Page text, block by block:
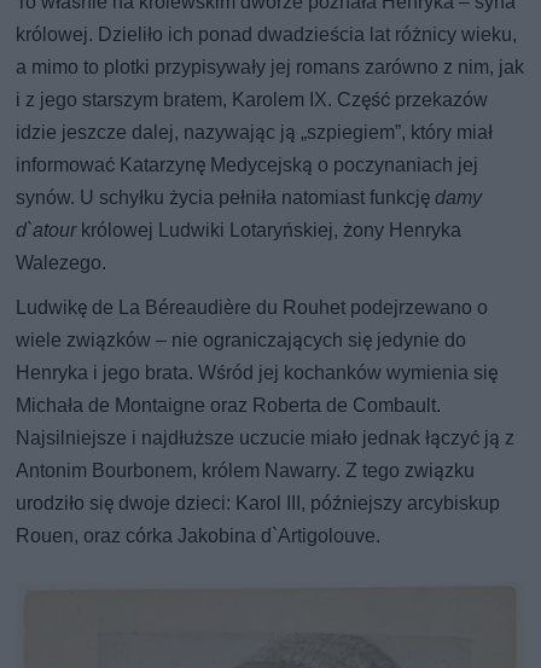
królowej. Dzieliło ich ponad dwadzieścia lat różnicy wieku,
a mimo to plotki przypisywały jej romans zarówno z nim, jak
i z jego starszym bratem, Karolem IX. Część przekazów
idzie jeszcze dalej, nazywając ją „szpiegiem”, który miał
informować Katarzynę Medycejską o poczynaniach jej
synów. U schyłku życia pełniła natomiast funkcjędamy
d`atourkrólowej Ludwiki Lotaryńskiej, żony Henryka
Walezego.
Ludwikę de La Béreaudière du Rouhet podejrzewano o
wiele związków – nie ograniczających się jedynie do
Henryka i jego brata. Wśród jej kochanków wymienia się
Michała de Montaigne oraz Roberta de Combault.
Najsilniejsze i najdłuższe uczucie miało jednak łączyć ją z
Antonim Bourbonem, królem Nawarry. Z tego związku
urodziło się dwoje dzieci: Karol III, późniejszy arcybiskup
Rouen, oraz córka Jakobina d`Artigolouve.